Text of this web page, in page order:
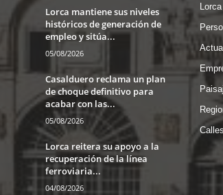
Lorca mantiene sus niveles
históricos de generación de
empleo y sitúa...
05/08/2026
Casalduero reclama un plan
de choque definitivo para
acabar con las...
05/08/2026
Lorca reitera su apoyo a la
recuperación de la línea
ferroviaria...
04/08/2026
Lorca